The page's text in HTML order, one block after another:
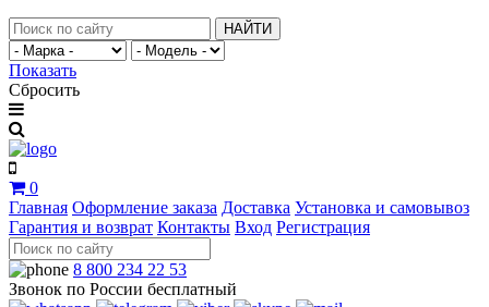
НАЙТИ
Показать
Сбросить
0
Главная Оформление заказа Доставка Установка и самовывоз
Гарантия и возврат Контакты Вход Регистрация
8 800 234 22 53
Звонок по России бесплатный